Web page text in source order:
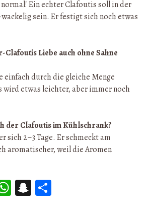
Ein echter Clafoutis soll in der
sein. Er festigt sich noch etwas
Clafoutis Liebe auch ohne Sahne
einfach durch die gleiche Menge
etwas leichter, aber immer noch
der Clafoutis im Kühlschrank?
sich 2–3 Tage. Er schmeckt am
aromatischer, weil die Aromen
W S